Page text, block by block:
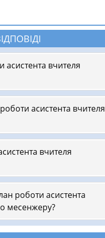
асистента вчителя
асистента вчителя
вчителя
роботи асистента
месенжеру?